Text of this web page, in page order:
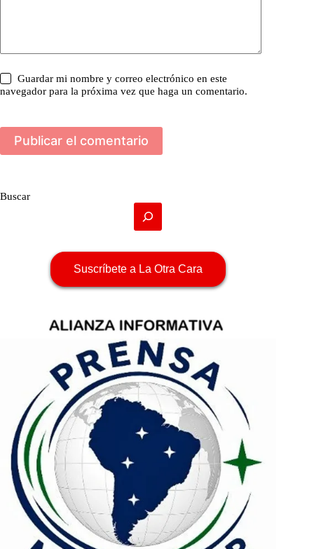
Guardar mi nombre y correo electrónico en este
navegador para la próxima vez que haga un comentario.
Publicar el comentario
Buscar
Suscríbete a La Otra Cara